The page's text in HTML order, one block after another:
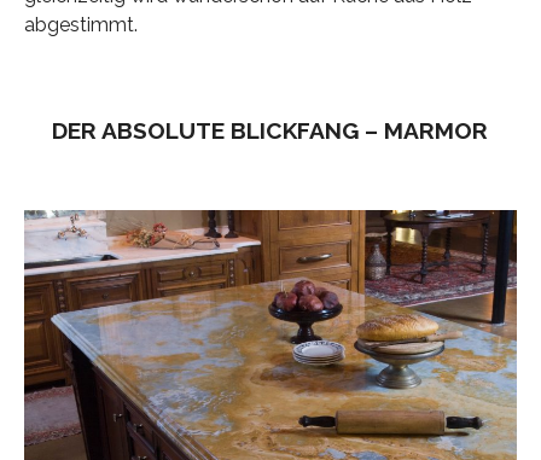
abgestimmt.
DER ABSOLUTE BLICKFANG – MARMOR